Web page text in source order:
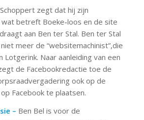
zegt dat hij zijn
betreft Boeke-loos en de site
aan Ben ter Stal. Ben ter Stal
meer de “websitemachinist”,die
Lotgerink. Naar aanleiding van een
de Facebookredactie toe de
ook op de
Facebook te plaatsen.
– Ben Bel is voor de